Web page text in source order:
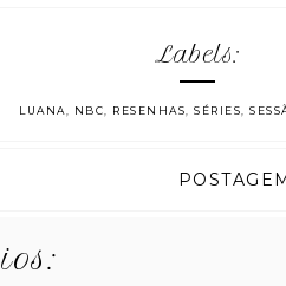
Labels:
LUANA NBC RESENHAS ,SÉRIES ,